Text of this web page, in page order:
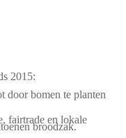
2015:
door bomen te planten
fairtrade en lokale
broodzak.